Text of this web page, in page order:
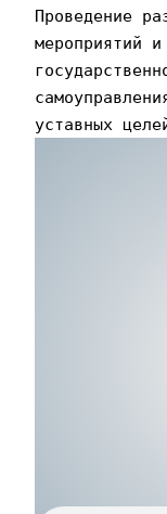
Проведение
мероприятий
уставных